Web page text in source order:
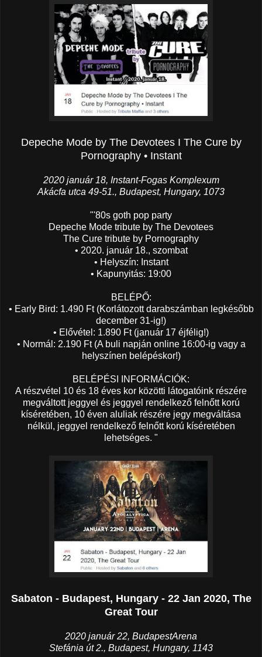
Depeche Mode by The Devotees I The Cure by
Pornography • Instant
2020 január 18, Instant-Fogas Komplexum
Akácfa utca 49-51., Budapest, Hungary, 1073
"'80s goth pop party
Depeche Mode tribute by The Devotees
The Cure tribute by Pornography
• 2020. január 18., szombat
• Helyszín: Instant
• Kapunyitás: 19:00
BELÉPŐ:
• Early Bird: 1.490 Ft (Korlátozott darabszámban legkésőbb
december 31-ig!)
• Elővétel: 1.890 Ft (január 17 éjfélig!)
• Normál: 2.190 Ft (A buli napján online 16:00-ig vagy a
helyszínen belépéskor!)
BELÉPÉSI INFORMÁCIÓK:
A részvétel 10 és 18 éves kor közötti látogatóink részére
megváltott jeggyel és jeggyel rendelkező felnőtt korú
kíséretében, 10 éven aluliak részére jegy megváltása
nélkül, jeggyel rendelkező felnőtt korú kíséretében
lehetséges. "
Sabaton - Budapest, Hungary - 22 Jan 2020, The
Great Tour
2020 január 22, BudapestArena
Stefánia út 2., Budapest, Hungary, 1143